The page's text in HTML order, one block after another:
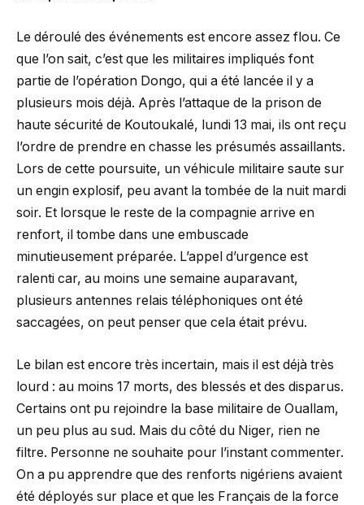
Le déroulé des événements est encore assez flou. Ce
que l’on sait, c’est que les militaires impliqués font
partie de l’opération Dongo, qui a été lancée il y a
plusieurs mois déjà. Après l’attaque de la prison de
haute sécurité de Koutoukalé, lundi 13 mai, ils ont reçu
l’ordre de prendre en chasse les présumés assaillants.
Lors de cette poursuite, un véhicule militaire saute sur
un engin explosif, peu avant la tombée de la nuit mardi
soir. Et lorsque le reste de la compagnie arrive en
renfort, il tombe dans une embuscade
minutieusement préparée. L’appel d’urgence est
ralenti car, au moins une semaine auparavant,
plusieurs antennes relais téléphoniques ont été
saccagées, on peut penser que cela était prévu.
Le bilan est encore très incertain, mais il est déjà très
lourd : au moins 17 morts, des blessés et des disparus.
Certains ont pu rejoindre la base militaire de Ouallam,
un peu plus au sud. Mais du côté du Niger, rien ne
filtre. Personne ne souhaite pour l’instant commenter.
On a pu apprendre que des renforts nigériens avaient
été déployés sur place et que les Français de la force